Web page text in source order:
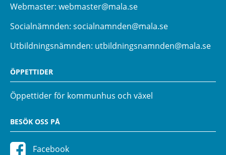
Webmaster: webmaster@mala.se
Socialnämnden: socialnamnden@mala.se
Utbildningsnämnden: utbildningsnamnden@mala.se
ÖPPETTIDER
Öppettider för kommunhus och växel
BESÖK OSS PÅ
Facebook